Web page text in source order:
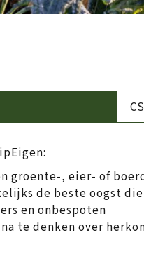
groente-, eier- of
de beste oogst
en onbespoten
te denken over